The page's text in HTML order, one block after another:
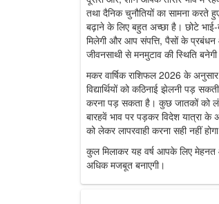
तथा दैनिक चुनौतियों का सामना करते
बढ़ाने के लिए बहुत अच्छा है। छोटे भाई-
मिलेगी और आप संपत्ति, पैसों के प्रबंधन
जीवनसाथी से मनमुटाव की स्थिति
मकर वार्षिक राशिफल 2026 के
विद्यार्थियों को कठिनाई झेलनी पड़
करना पड़ सकता है। कुछ जातकों को
बारहवें भाव पर पड़कर विदेश यात्रा के
को लेकर लापरवाही करना सही नहीं
कुल मिलाकर यह वर्ष आपके लिए मेहनत
अधिक मजबूत बनाएगी।